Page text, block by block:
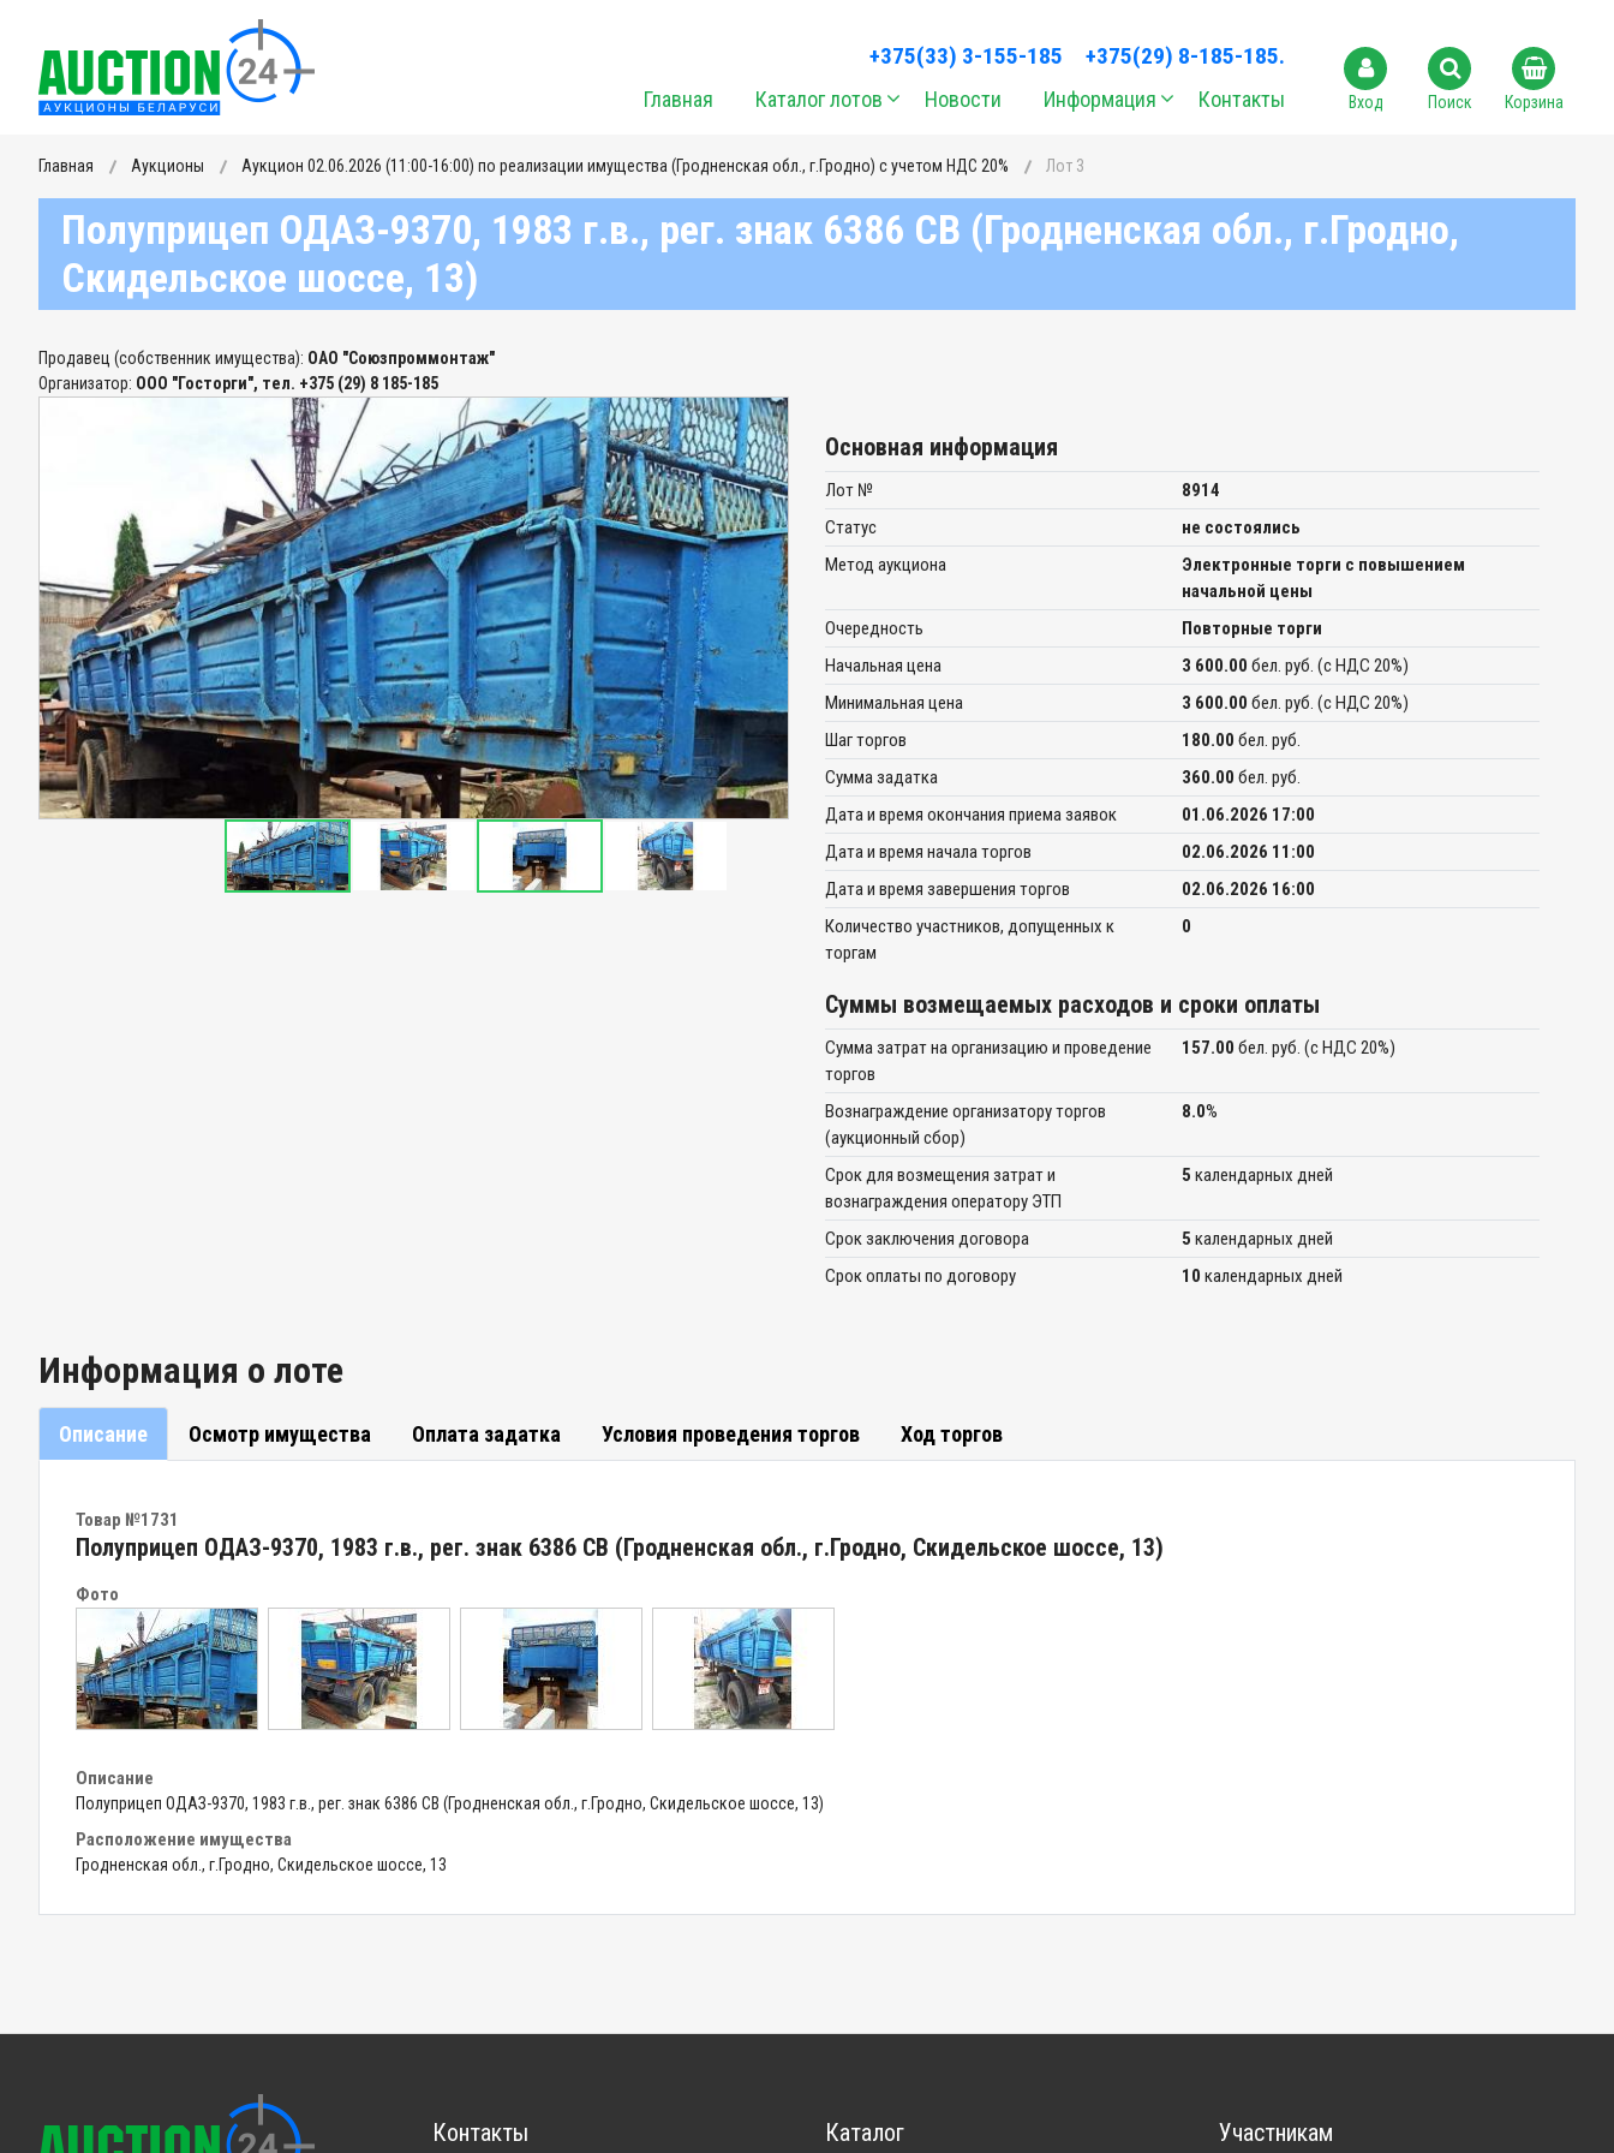
+375(33) 3-155-185 +375(29) 8-185-185.
Главная Каталог лотов Новости Информация Контакты Вход Поиск Корзина
Главная Аукционы Аукцион 02.06.2026 (11:00-16:00) по реализации имущества (Гродненская обл., г.Гродно) с учетом НДС 20% Лот 3
Полуприцеп ОДАЗ-9370, 1983 г.в., рег. знак 6386 СВ (Гродненская обл., г.Гродно,
Скидельское шоссе, 13)
Продавец (собственник имущества): ОАО "Союзпроммонтаж"
Организатор: ООО "Госторги", тел. +375 (29) 8 185-185
Основная информация
Лот №
8914
Статус
не состоялись
Метод аукциона
Электронные торги с повышением
начальной цены
Очередность
Повторные торги
Начальная цена
3 600.00 бел. руб. (c НДС 20%)
Минимальная цена
3 600.00 бел. руб. (c НДС 20%)
Шаг торгов
180.00 бел. руб.
Сумма задатка
360.00 бел. руб.
Дата и время окончания приема заявок
01.06.2026 17:00
Дата и время начала торгов
02.06.2026 11:00
Дата и время завершения торгов
02.06.2026 16:00
Количество участников, допущенных к
торгам
0
Суммы возмещаемых расходов и сроки оплаты
Сумма затрат на организацию и проведение
торгов
157.00 бел. руб. (c НДС 20%)
Вознаграждение организатору торгов
(аукционный сбор)
8.0%
Срок для возмещения затрат и
вознаграждения оператору ЭТП
5 календарных дней
Срок заключения договора 5 календарных дней
Срок оплаты по договору
10 календарных дней
Информация о лоте
Описание Осмотр имущества Оплата задатка Условия проведения торгов Ход торгов
Товар №1731
Полуприцеп ОДАЗ-9370, 1983 г.в., рег. знак 6386 СВ (Гродненская обл., г.Гродно, Скидельское шоссе, 13)
Фото
Описание
Полуприцеп ОДАЗ-9370, 1983 г.в., рег. знак 6386 СВ (Гродненская обл., г.Гродно, Скидельское шоссе, 13)
Расположение имущества
Гродненская обл., г.Гродно, Скидельское шоссе, 13
Контакты Каталог Участникам